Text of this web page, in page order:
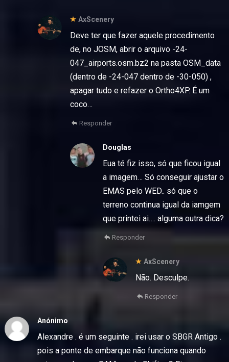
AxScenery
Deve ter que fazer aquele procedimento
de, no JOSM, abrir o arquivo -24-
047_airports.osm.bz2 na pasta OSM_data
(dentro de -24-047 dentro de -30-050) ,
apagar tudo e refazer o Ortho4XP. É um
coco…
Responder
Douglas
Eua té fiz isso, só que ficou igual
a imagem… Só conseguir ajustar o
EMAS pelo WED.. só que o
terreno continua igual da iamgem
que printei ai…. alguma outra dica?
Responder
AxScenery
Não. Desculpe.
Responder
Anónimo
Alexandre . é um seguinte . irei usar o SBGR Antigo .
pois a ponte de embarque não funciona quando